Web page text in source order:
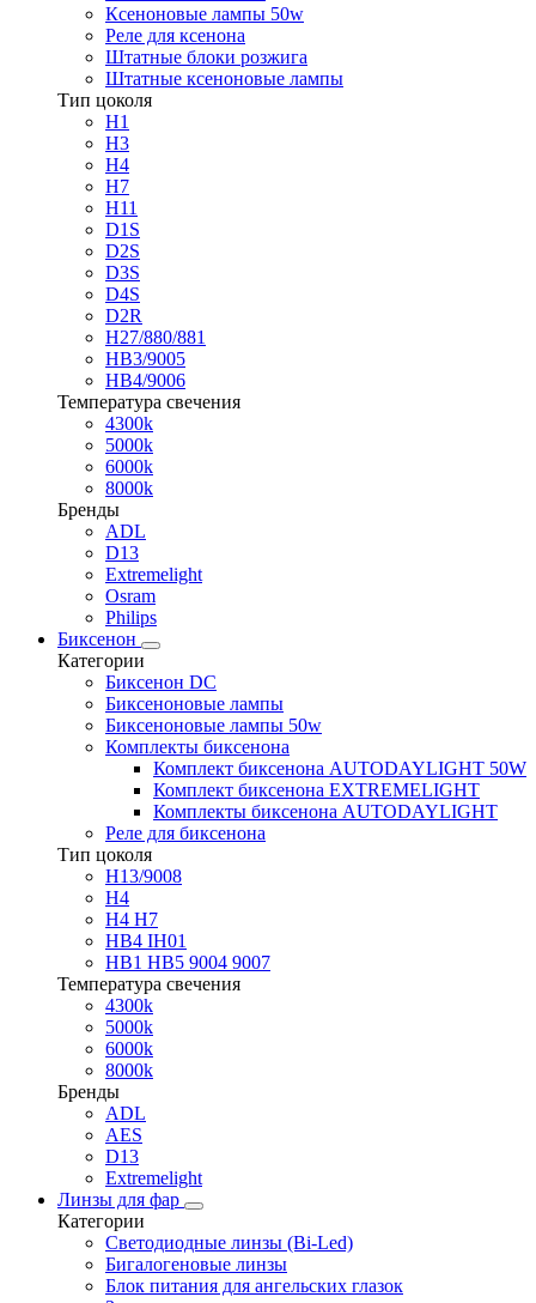
Ксеноновые лампы 50w
Реле для ксенона
Штатные блоки розжига
Штатные ксеноновые лампы
Тип цоколя
H1
H3
H4
H7
H11
D1S
D2S
D3S
D4S
D2R
H27/880/881
HB3/9005
HB4/9006
Температура свечения
4300k
5000k
6000k
8000k
Бренды
ADL
D13
Extremelight
Osram
Philips
Биксенон
Категории
Биксенон DC
Биксеноновые лампы
Биксеноновые лампы 50w
Комплекты биксенона
Комплект биксенона AUTODAYLIGHT 50W
Комплект биксенона EXTREMELIGHT
Комплекты биксенона AUTODAYLIGHT
Реле для биксенона
Тип цоколя
H13/9008
H4
H4 H7
HB4 IH01
HB1 HB5 9004 9007
Температура свечения
4300k
5000k
6000k
8000k
Бренды
ADL
AES
D13
Extremelight
Линзы для фар
Категории
Светодиодные линзы (Bi-Led)
Бигалогеновые линзы
Блок питания для ангельских глазок